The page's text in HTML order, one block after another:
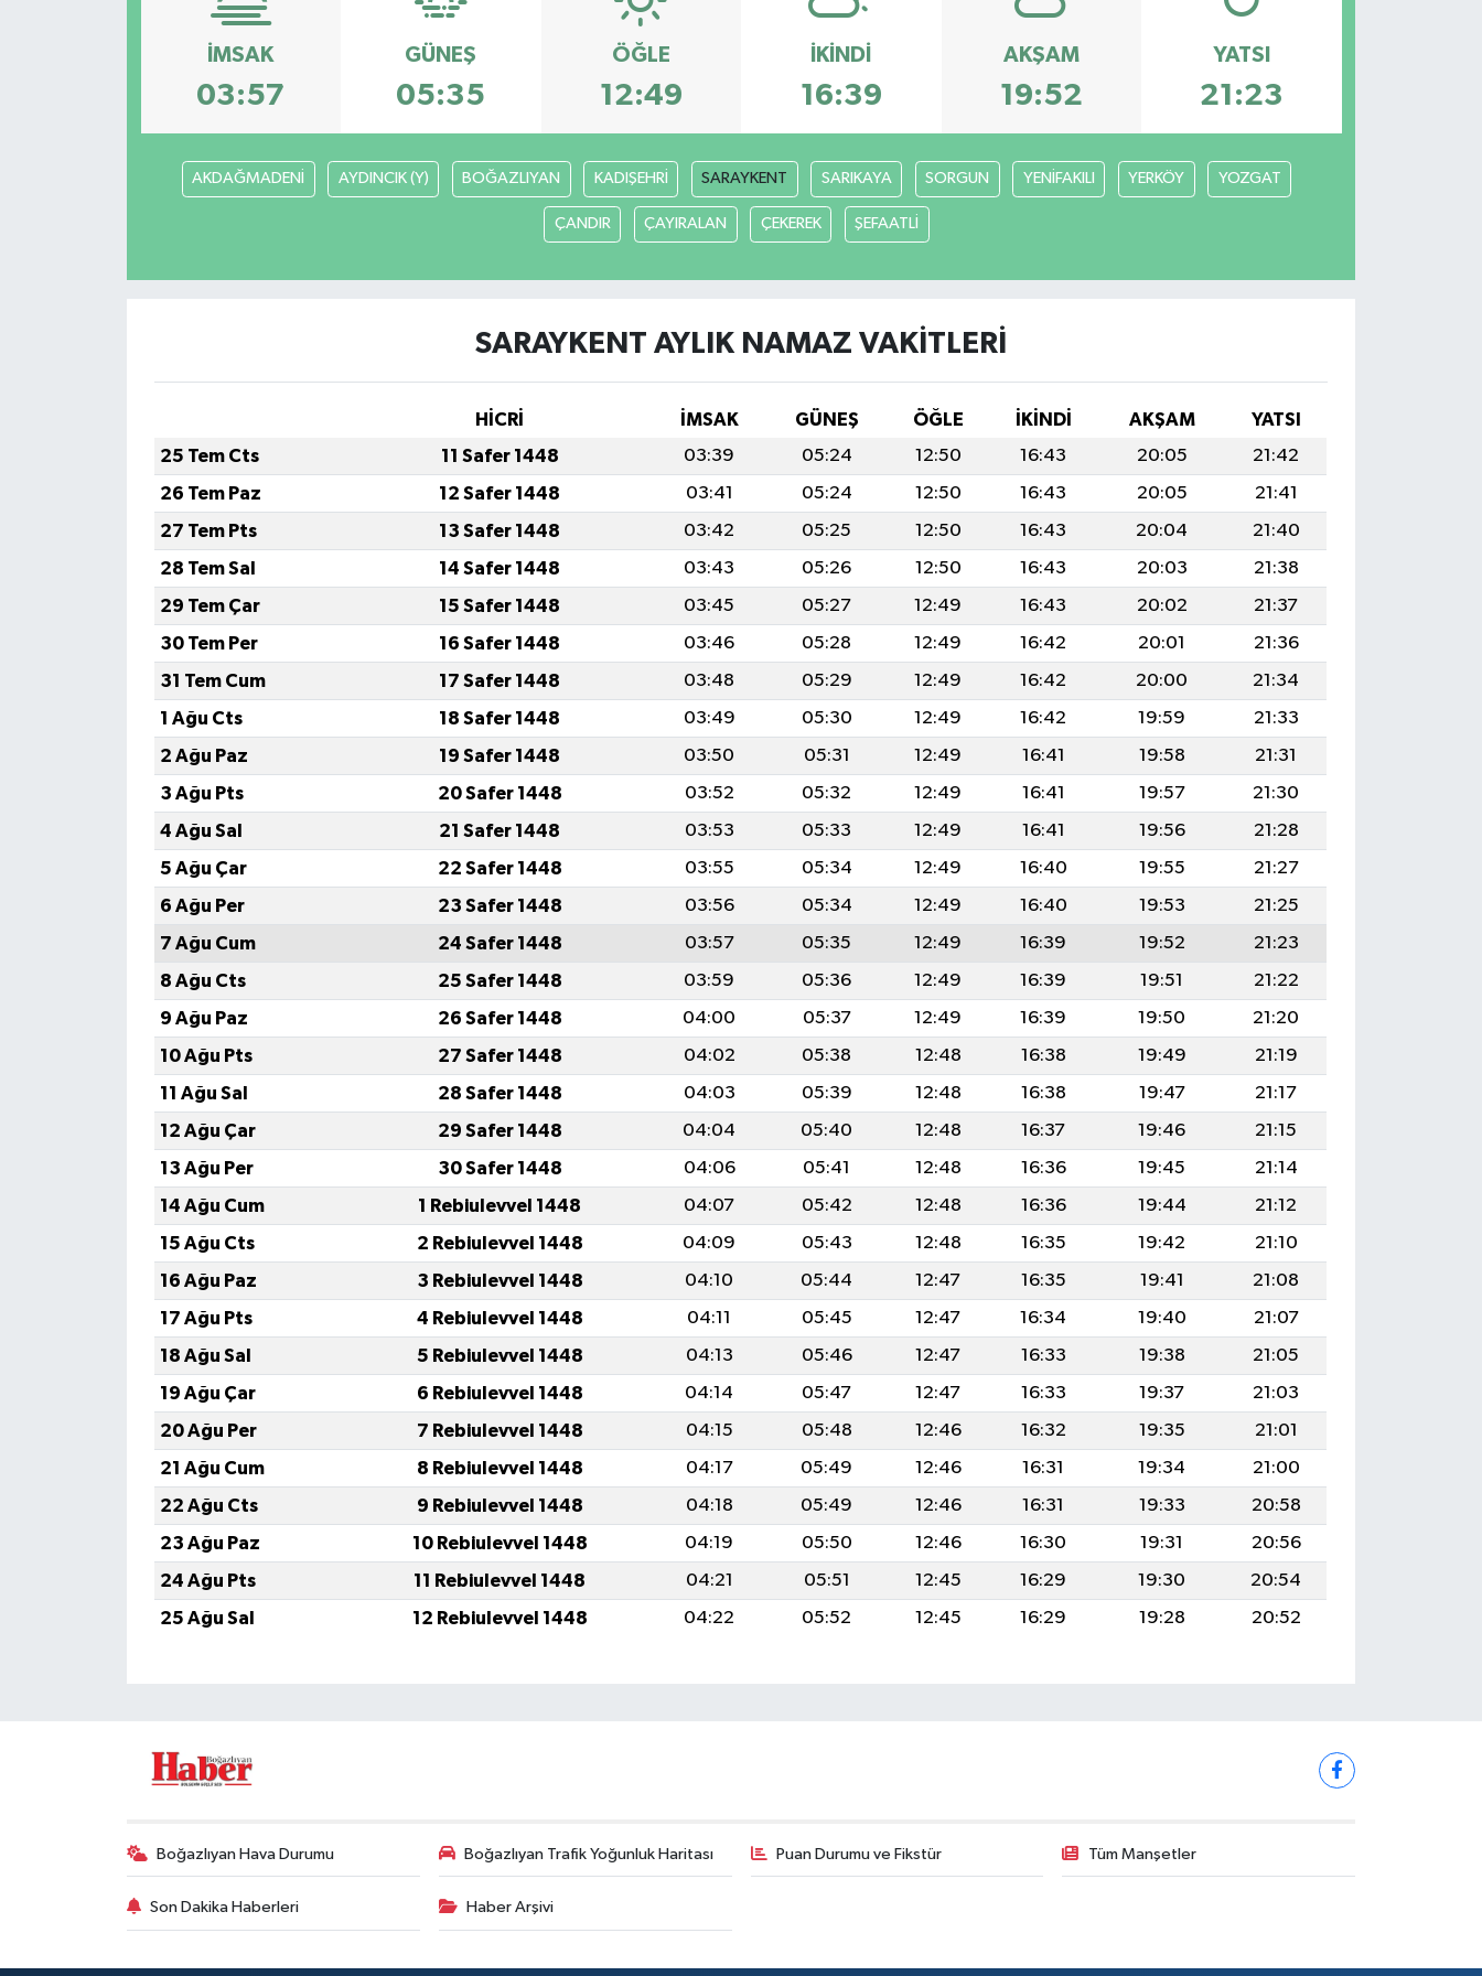
İMSAK
03:57
GÜNEŞ
05:35
ÖĞLE
12:49
İKINDI
16:39
AKŞAM
19:52
YATSI
21:23
AKDAĞMADENİ AYDINCIK (Y) BOĞAZLIYAN KADIŞEHRİ SARAYKENT SARIKAYA SORGUN YENİFAKILI YERKÖY YOZGAT
ÇANDIR ÇAYIRALAN ÇEKEREK ŞEFAATLİ
SARAYKENT AYLIK NAMAZ VAKITLERI
HİCRİ İMSAK GÜNEŞ ÖĞLE İKINDI AKŞAM
YATSI
25 Tem Cts
11 Safer 1448 03:39 05:24 12:50 16:43 20:05
21:42
26 Tem Paz
12 Safer 1448 03:41 05:24 12:50 16:43 20:05
21:41
27 Tem Pts
13 Safer 1448 03:42 05:25 12:50 16:43 20:04
21:40
28 Tem Sal
14 Safer 1448 03:43 05:26 12:50 16:43 20:03
21:38
29 Tem Çar
15 Safer 1448 03:45 05:27 12:49 16:43 20:02
21:37
30 Tem Per
16 Safer 1448 03:46 05:28 12:49 16:42 20:01
21:36
31 Tem Cum
17 Safer 1448 03:48 05:29 12:49 16:42 20:00
21:34
1 Ağu Cts
18 Safer 1448 03:49 05:30 12:49 16:42 19:59
21:33
2 Ağu Paz
19 Safer 1448 03:50 05:31 12:49 16:41 19:58
21:31
3 Ağu Pts
20 Safer 1448 03:52 05:32 12:49 16:41 19:57
21:30
4 Ağu Sal
21 Safer 1448 03:53 05:33 12:49 16:41 19:56
21:28
5 Ağu Çar
22 Safer 1448 03:55 05:34 12:49 16:40 19:55
21:27
6 Ağu Per
23 Safer 1448 03:56 05:34 12:49 16:40 19:53
21:25
7 Ağu Cum
24 Safer 1448 03:57 05:35 12:49 16:39 19:52
21:23
8 Ağu Cts
25 Safer 1448 03:59 05:36 12:49 16:39 19:51
21:22
9 Ağu Paz
26 Safer 1448 04:00 05:37 12:49 16:39 19:50
21:20
10 Ağu Pts
27 Safer 1448 04:02 05:38 12:48 16:38 19:49
21:19
11 Ağu Sal
28 Safer 1448 04:03 05:39 12:48 16:38 19:47
21:17
12 Ağu Çar
29 Safer 1448 04:04 05:40 12:48 16:37 19:46
21:15
13 Ağu Per
30 Safer 1448 04:06 05:41 12:48 16:36 19:45
21:14
14 Ağu Cum
1 Rebiulevvel 1448 04:07 05:42 12:48 16:36 19:44
21:12
15 Ağu Cts
2 Rebiulevvel 1448 04:09 05:43 12:48 16:35 19:42
21:10
16 Ağu Paz
3 Rebiulevvel 1448 04:10 05:44 12:47 16:35 19:41
21:08
17 Ağu Pts
4 Rebiulevvel 1448 04:11 05:45 12:47 16:34 19:40
21:07
18 Ağu Sal
5 Rebiulevvel 1448 04:13 05:46 12:47 16:33 19:38
21:05
19 Ağu Çar
6 Rebiulevvel 1448 04:14 05:47 12:47 16:33 19:37
21:03
20 Ağu Per
7 Rebiulevvel 1448 04:15 05:48 12:46 16:32 19:35
21:01
21 Ağu Cum
8 Rebiulevvel 1448 04:17 05:49 12:46 16:31 19:34
21:00
22 Ağu Cts
9 Rebiulevvel 1448 04:18 05:49 12:46 16:31 19:33
20:58
23 Ağu Paz
10 Rebiulevvel 1448 04:19 05:50 12:46 16:30 19:31
20:56
24 Ağu Pts
11 Rebiulevvel 1448 04:21 05:51 12:45 16:29 19:30
20:54
25 Ağu Sal
12 Rebiulevvel 1448 04:22 05:52 12:45 16:29 19:28 20:52
Boğazlıyan Hava Durumu Boğazlıyan Trafik Yoğunluk Haritası Puan Durumu ve Fikstür Tüm Manşetler
Son Dakika Haberleri Haber Arşivi